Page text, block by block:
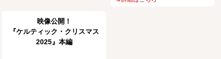
映像公開！
『ケルティック・クリスマス
2025』本編